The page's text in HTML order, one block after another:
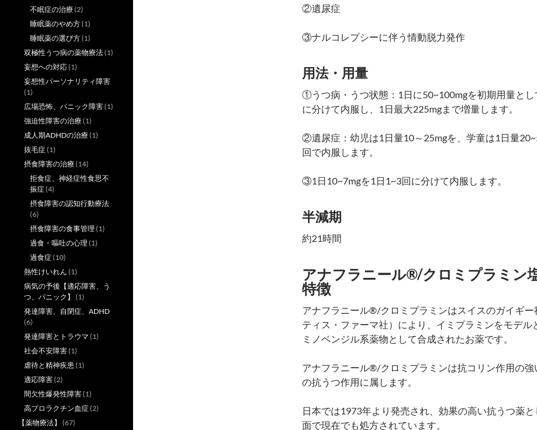
②遺尿症
③ナルコレプシーに伴う情動脱力発作
用法・用量
①うつ病・うつ状態：1日に50~100mgを初期用量とし
に分けて内服し、1日最大225mgまで増量します。
②遺尿症：幼児は1日量10～25mgを、学童は1日量
回で内服します。
③1日10~7mgを1日1~3回に分けて内服します。
半減期
約21時間
アナフラニール®/クロミプラミン
特徴
アナフラニール®/クロミプラミンはスイスのガイギー
ティス・ファーマ社）により、イミプラミンをモデル
ミノベンジル系薬物として合成されたお薬です。
アナフラニール®/クロミプラミンは抗コリン作用の強
の抗うつ作用に属します。
日本では1973年より発売され、効果の高い抗うつ薬
面で現在でも処方されています。
不眠症の治療(2)
睡眠薬のやめ方(1)
睡眠薬の選び方(1)
双極性うつ病の薬物療法(1)
妄想への対応(1)
妄想性パーソナリティ障害
(1)
広場恐怖、パニック障害(1)
強迫性障害の治療(1)
成人期ADHDの治療(1)
抜毛症(1)
摂食障害の治療(14)
拒食症、神経症性食思不
振症(4)
摂食障害の認知行動療法
(6)
摂食障害の食事管理 (1)
過食・嘔吐の心理 (1)
過食症(10)
熱性けいれん (1)
病気の予後【適応障害、う
つ、パニック】
(1)
発達障害、自閉症、ADHD
(6)
発達障害とトラウマ (1)
社会不安障害(1)
虐待と精神疾患 (1)
適応障害(2)
間欠性爆発性障害(1)
高プロラクチン血症(2)
【薬物療法】
(67)